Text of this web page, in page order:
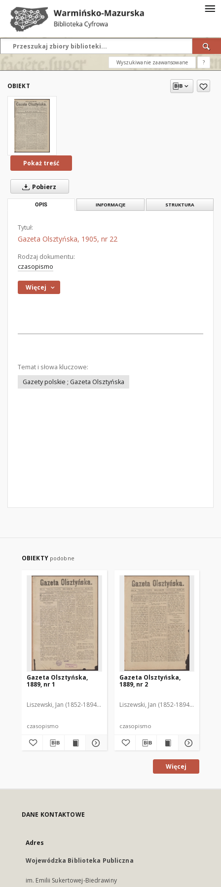
Wyszukiwanie zaawansowane ?
OBIEKT
Pokaż treść
Pobierz
OPIS INFORMACJE STRUKTURA
Tytuł:
Gazeta Olsztyńska, 1905, nr 22
Rodzaj dokumentu:
czasopismo
Więcej
Temat i słowa kluczowe:
Gazety polskie ; Gazeta Olsztyńska
OBIEKTY podobne
Gazeta Olsztyńska,
1889, nr 1
Liszewski, Jan (1852-1894). Red.
czasopismo
Gazeta Olsztyńska,
1889, nr 2
Liszewski, Jan (1852-1894). Red.
czasopismo
Więcej
DANE KONTAKTOWE
Adres
Wojewódzka Biblioteka Publiczna
im. Emilii Sukertowej-Biedrawiny